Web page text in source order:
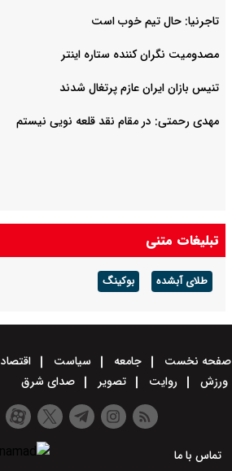
تاجرنیا: حال تیم خوب است
مصدومیت نگران کننده ستاره اینتر
تنیس بازان ایران عازم پرتغال شدند
مهدی رحمتی: در مقام نقد قلعه نویی نیستم
تبلیغات متنی
طلای آبشده بوکینگ
صفحه نخست جامعه سیاست اقتصاد
ورزش
روایت تصویر صدای شرق
تماس با ما